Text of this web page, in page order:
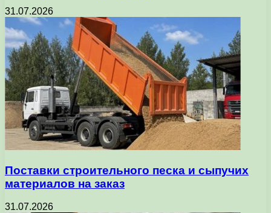
31.07.2026
Поставки строительного песка и сыпучих
материалов на заказ
31.07.2026